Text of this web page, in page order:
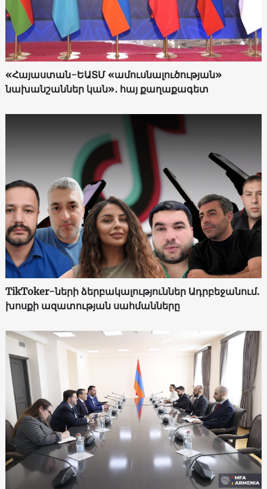
«Հայաստան-ԵԱՏՄ «ամուսնալուծության»
նախանշաններ կան»․ հայ քաղաքագետ
TikToker-ների ձերբակալություններ Ադրբեջանում.
խոսքի ազատության սահմանները